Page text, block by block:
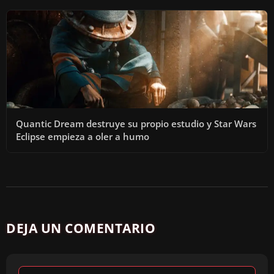
Quantic Dream destruye su propio estudio y Star Wars
Eclipse empieza a oler a humo
DEJA UN COMENTARIO